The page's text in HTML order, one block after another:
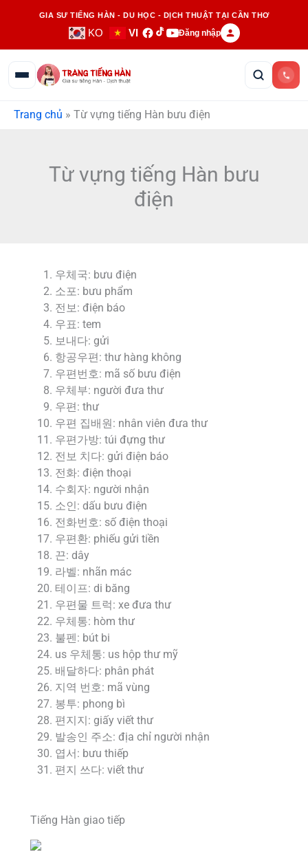
GIA SƯ TIẾNG HÀN - DU HỌC - DỊCH THUẬT TẠI CẦN THƠ
KO VI Đăng nhập
Trang chủ » Từ vựng tiếng Hàn bưu điện
Từ vựng tiếng Hàn bưu
điện
우체국: bưu điện
소포: bưu phẩm
전보: điện báo
우표: tem
보내다: gửi
항공우편: thư hàng không
우편번호: mã số bưu điện
우체부: người đưa thư
우편: thư
우편 집배원: nhân viên đưa thư
우편가방: túi đựng thư
전보 치다: gửi điện báo
전화: điện thoại
수회자: người nhận
소인: dấu bưu điện
전화번호: số điện thoại
우편환: phiếu gửi tiền
끈: dây
라벨: nhãn mác
테이프: di băng
우편물 트럭: xe đưa thư
우체통: hòm thư
불펜: bút bi
us 우체통: us hộp thư mỹ
배달하다: phân phát
지역 번호: mã vùng
봉투: phong bì
편지지: giấy viết thư
발송인 주소: địa chỉ người nhận
엽서: bưu thiếp
편지 쓰다: viết thư
Tiếng Hàn giao tiếp